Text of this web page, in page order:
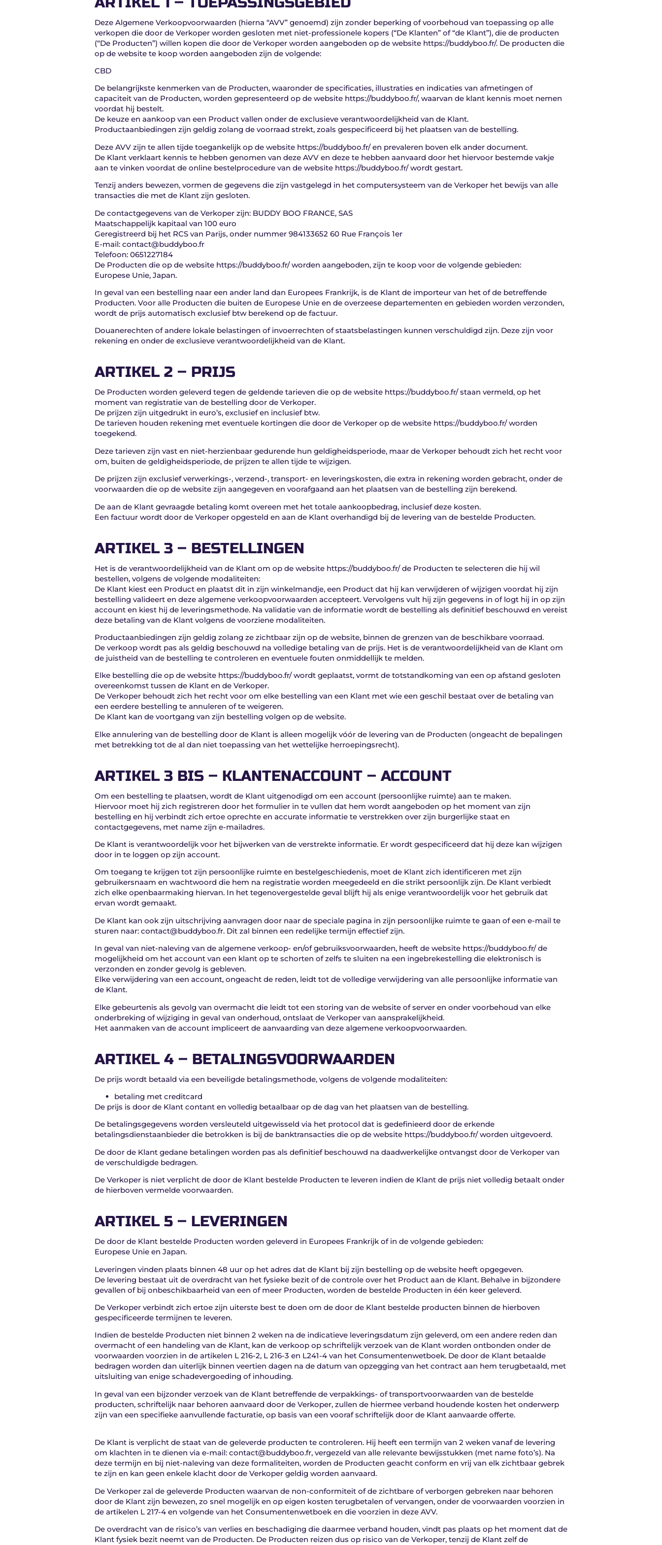
Deze Algemene Verkoopvoorwaarden (hierna “AVV” genoemd) zijn zonder beperking of voorbehoud van toepassing op alle
verkopen die door de Verkoper worden gesloten met niet-professionele kopers (“De Klanten” of “de Klant”), die de producten
(“De Producten”) willen kopen die door de Verkoper worden aangeboden op de website https://buddyboo.fr/. De producten die
op de website te koop worden aangeboden zijn de volgende:
CBD
De belangrijkste kenmerken van de Producten, waaronder de specificaties, illustraties en indicaties van afmetingen of
capaciteit van de Producten, worden gepresenteerd op de website https://buddyboo.fr/, waarvan de klant kennis moet nemen
voordat hij bestelt.
De keuze en aankoop van een Product vallen onder de exclusieve verantwoordelijkheid van de Klant.
Productaanbiedingen zijn geldig zolang de voorraad strekt, zoals gespecificeerd bij het plaatsen van de bestelling.
Deze AVV zijn te allen tijde toegankelijk op de website https://buddyboo.fr/ en prevaleren boven elk ander document.
De Klant verklaart kennis te hebben genomen van deze AVV en deze te hebben aanvaard door het hiervoor bestemde vakje
aan te vinken voordat de online bestelprocedure van de website https://buddyboo.fr/ wordt gestart.
Tenzij anders bewezen, vormen de gegevens die zijn vastgelegd in het computersysteem van de Verkoper het bewijs van alle
transacties die met de Klant zijn gesloten.
De contactgegevens van de Verkoper zijn: BUDDY BOO FRANCE, SAS
Maatschappelijk kapitaal van 100 euro
Geregistreerd bij het RCS van Parijs, onder nummer 984133652 60 Rue François 1er
E-mail: contact@buddyboo.fr
Telefoon: 0651227184
De Producten die op de website https://buddyboo.fr/ worden aangeboden, zijn te koop voor de volgende gebieden:
Europese Unie, Japan.
In geval van een bestelling naar een ander land dan Europees Frankrijk, is de Klant de importeur van het of de betreffende
Producten. Voor alle Producten die buiten de Europese Unie en de overzeese departementen en gebieden worden verzonden,
wordt de prijs automatisch exclusief btw berekend op de factuur.
Douanerechten of andere lokale belastingen of invoerrechten of staatsbelastingen kunnen verschuldigd zijn. Deze zijn voor
rekening en onder de exclusieve verantwoordelijkheid van de Klant.
ARTIKEL 2 – PRIJS
De Producten worden geleverd tegen de geldende tarieven die op de website https://buddyboo.fr/ staan vermeld, op het
moment van registratie van de bestelling door de Verkoper.
De prijzen zijn uitgedrukt in euro’s, exclusief en inclusief btw.
De tarieven houden rekening met eventuele kortingen die door de Verkoper op de website https://buddyboo.fr/ worden
toegekend.
Deze tarieven zijn vast en niet-herzienbaar gedurende hun geldigheidsperiode, maar de Verkoper behoudt zich het recht voor
om, buiten de geldigheidsperiode, de prijzen te allen tijde te wijzigen.
De prijzen zijn exclusief verwerkings-, verzend-, transport- en leveringskosten, die extra in rekening worden gebracht, onder de
voorwaarden die op de website zijn aangegeven en voorafgaand aan het plaatsen van de bestelling zijn berekend.
De aan de Klant gevraagde betaling komt overeen met het totale aankoopbedrag, inclusief deze kosten.
Een factuur wordt door de Verkoper opgesteld en aan de Klant overhandigd bij de levering van de bestelde Producten.
ARTIKEL 3 – BESTELLINGEN
Het is de verantwoordelijkheid van de Klant om op de website https://buddyboo.fr/ de Producten te selecteren die hij wil
bestellen, volgens de volgende modaliteiten:
De Klant kiest een Product en plaatst dit in zijn winkelmandje, een Product dat hij kan verwijderen of wijzigen voordat hij zijn
bestelling valideert en deze algemene verkoopvoorwaarden accepteert. Vervolgens vult hij zijn gegevens in of logt hij in op zijn
account en kiest hij de leveringsmethode. Na validatie van de informatie wordt de bestelling als definitief beschouwd en vereist
deze betaling van de Klant volgens de voorziene modaliteiten.
Productaanbiedingen zijn geldig zolang ze zichtbaar zijn op de website, binnen de grenzen van de beschikbare voorraad.
De verkoop wordt pas als geldig beschouwd na volledige betaling van de prijs. Het is de verantwoordelijkheid van de Klant om
de juistheid van de bestelling te controleren en eventuele fouten onmiddellijk te melden.
Elke bestelling die op de website https://buddyboo.fr/ wordt geplaatst, vormt de totstandkoming van een op afstand gesloten
overeenkomst tussen de Klant en de Verkoper.
De Verkoper behoudt zich het recht voor om elke bestelling van een Klant met wie een geschil bestaat over de betaling van
een eerdere bestelling te annuleren of te weigeren.
De Klant kan de voortgang van zijn bestelling volgen op de website.
Elke annulering van de bestelling door de Klant is alleen mogelijk vóór de levering van de Producten (ongeacht de bepalingen
met betrekking tot de al dan niet toepassing van het wettelijke herroepingsrecht).
ARTIKEL 3 BIS – KLANTENACCOUNT – ACCOUNT
Om een bestelling te plaatsen, wordt de Klant uitgenodigd om een account (persoonlijke ruimte) aan te maken.
Hiervoor moet hij zich registreren door het formulier in te vullen dat hem wordt aangeboden op het moment van zijn
bestelling en hij verbindt zich ertoe oprechte en accurate informatie te verstrekken over zijn burgerlijke staat en
contactgegevens, met name zijn e-mailadres.
De Klant is verantwoordelijk voor het bijwerken van de verstrekte informatie. Er wordt gespecificeerd dat hij deze kan wijzigen
door in te loggen op zijn account.
Om toegang te krijgen tot zijn persoonlijke ruimte en bestelgeschiedenis, moet de Klant zich identificeren met zijn
gebruikersnaam en wachtwoord die hem na registratie worden meegedeeld en die strikt persoonlijk zijn. De Klant verbiedt
zich elke openbaarmaking hiervan. In het tegenovergestelde geval blijft hij als enige verantwoordelijk voor het gebruik dat
ervan wordt gemaakt.
De Klant kan ook zijn uitschrijving aanvragen door naar de speciale pagina in zijn persoonlijke ruimte te gaan of een e-mail te
sturen naar: contact@buddyboo.fr. Dit zal binnen een redelijke termijn effectief zijn.
In geval van niet-naleving van de algemene verkoop- en/of gebruiksvoorwaarden, heeft de website https://buddyboo.fr/ de
mogelijkheid om het account van een klant op te schorten of zelfs te sluiten na een ingebrekestelling die elektronisch is
verzonden en zonder gevolg is gebleven.
Elke verwijdering van een account, ongeacht de reden, leidt tot de volledige verwijdering van alle persoonlijke informatie van
de Klant.
Elke gebeurtenis als gevolg van overmacht die leidt tot een storing van de website of server en onder voorbehoud van elke
onderbreking of wijziging in geval van onderhoud, ontslaat de Verkoper van aansprakelijkheid.
Het aanmaken van de account impliceert de aanvaarding van deze algemene verkoopvoorwaarden.
ARTIKEL 4 – BETALINGSVOORWAARDEN
De prijs wordt betaald via een beveiligde betalingsmethode, volgens de volgende modaliteiten:
betaling met creditcard
De prijs is door de Klant contant en volledig betaalbaar op de dag van het plaatsen van de bestelling.
De betalingsgegevens worden versleuteld uitgewisseld via het protocol dat is gedefinieerd door de erkende
betalingsdienstaanbieder die betrokken is bij de banktransacties die op de website https://buddyboo.fr/ worden uitgevoerd.
De door de Klant gedane betalingen worden pas als definitief beschouwd na daadwerkelijke ontvangst door de Verkoper van
de verschuldigde bedragen.
De Verkoper is niet verplicht de door de Klant bestelde Producten te leveren indien de Klant de prijs niet volledig betaalt onder
de hierboven vermelde voorwaarden.
ARTIKEL 5 – LEVERINGEN
De door de Klant bestelde Producten worden geleverd in Europees Frankrijk of in de volgende gebieden:
Europese Unie en Japan.
Leveringen vinden plaats binnen 48 uur op het adres dat de Klant bij zijn bestelling op de website heeft opgegeven.
De levering bestaat uit de overdracht van het fysieke bezit of de controle over het Product aan de Klant. Behalve in bijzondere
gevallen of bij onbeschikbaarheid van een of meer Producten, worden de bestelde Producten in één keer geleverd.
De Verkoper verbindt zich ertoe zijn uiterste best te doen om de door de Klant bestelde producten binnen de hierboven
gespecificeerde termijnen te leveren.
Indien de bestelde Producten niet binnen 2 weken na de indicatieve leveringsdatum zijn geleverd, om een andere reden dan
overmacht of een handeling van de Klant, kan de verkoop op schriftelijk verzoek van de Klant worden ontbonden onder de
voorwaarden voorzien in de artikelen L 216-2, L 216-3 en L241-4 van het Consumentenwetboek. De door de Klant betaalde
bedragen worden dan uiterlijk binnen veertien dagen na de datum van opzegging van het contract aan hem terugbetaald, met
uitsluiting van enige schadevergoeding of inhouding.
In geval van een bijzonder verzoek van de Klant betreffende de verpakkings- of transportvoorwaarden van de bestelde
producten, schriftelijk naar behoren aanvaard door de Verkoper, zullen de hiermee verband houdende kosten het onderwerp
zijn van een specifieke aanvullende facturatie, op basis van een vooraf schriftelijk door de Klant aanvaarde offerte.
De Klant is verplicht de staat van de geleverde producten te controleren. Hij heeft een termijn van 2 weken vanaf de levering
om klachten in te dienen via e-mail: contact@buddyboo.fr, vergezeld van alle relevante bewijsstukken (met name foto’s). Na
deze termijn en bij niet-naleving van deze formaliteiten, worden de Producten geacht conform en vrij van elk zichtbaar gebrek
te zijn en kan geen enkele klacht door de Verkoper geldig worden aanvaard.
De Verkoper zal de geleverde Producten waarvan de non-conformiteit of de zichtbare of verborgen gebreken naar behoren
door de Klant zijn bewezen, zo snel mogelijk en op eigen kosten terugbetalen of vervangen, onder de voorwaarden voorzien in
de artikelen L 217-4 en volgende van het Consumentenwetboek en die voorzien in deze AVV.
De overdracht van de risico’s van verlies en beschadiging die daarmee verband houden, vindt pas plaats op het moment dat de
Klant fysiek bezit neemt van de Producten. De Producten reizen dus op risico van de Verkoper, tenzij de Klant zelf de